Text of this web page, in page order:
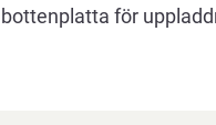
bottenplatta för